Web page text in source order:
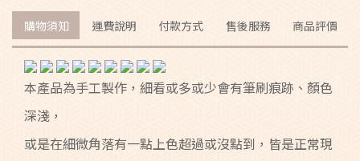
購物須知 運費說明 付款方式 售後服務 商品評價
本產品為手工製作，細看或多或少會有筆刷痕跡、顏色
深淺，
或是在細微角落有一點上色超過或沒點到，皆是正常現